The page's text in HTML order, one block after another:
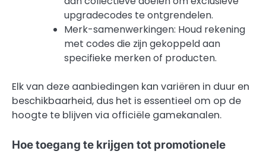
upgradecodes te ontgrendelen.
Merk-samenwerkingen: Houd rekening
met codes die zijn gekoppeld aan
specifieke merken of producten.
Elk van deze aanbiedingen kan variëren in duur en
beschikbaarheid, dus het is essentieel om op de
hoogte te blijven via officiële gamekanalen.
Hoe toegang te krijgen tot promotionele